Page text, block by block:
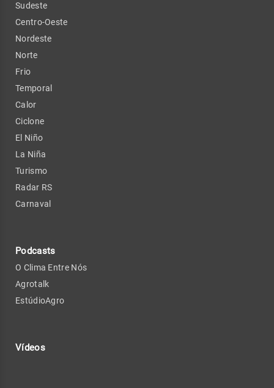
Sudeste
Centro-Oeste
Nordeste
Norte
Frio
Temporal
Calor
Ciclone
El Niño
La Niña
Turismo
Radar RS
Carnaval
Podcasts
O Clima Entre Nós
Agrotalk
EstúdioAgro
Vídeos